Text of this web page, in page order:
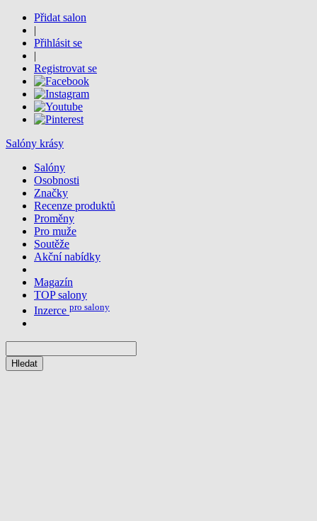
Přidat salon
|
Přihlásit se
|
Registrovat se
Salóny krásy
Salóny
Osobnosti
Značky
Recenze produktů
Proměny
Pro muže
Soutěže
Akční nabídky
Magazín
TOP salony
Inzerce pro salony